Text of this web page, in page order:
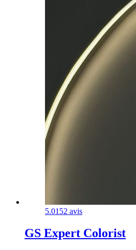
5.0152 avis
GS Expert Colorist